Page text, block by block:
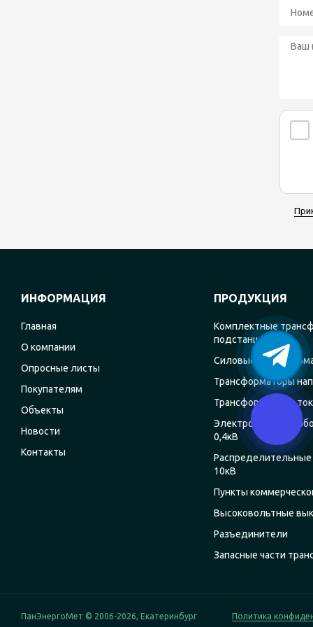
ИНФОРМАЦИЯ
Главная
О компании
Опросные листы
Покупателям
Объекты
Новости
Контакты
ПРОДУКЦИЯ
Комплектные
подстанции
Силовые
Трансформаторы
Трансформаторы
Электрощитовое
0,4кВ
Распределительные
10кВ
Пункты
Высоковольтные
Разъединители
Запасные части
ПанЭнергоМет © 2006-2026, Екатеринбург Политика